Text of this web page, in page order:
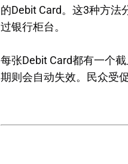
的Debit Card。这3种方法
过银行柜台。
每张Debit Card都有一个
期则会自动失效。民众受